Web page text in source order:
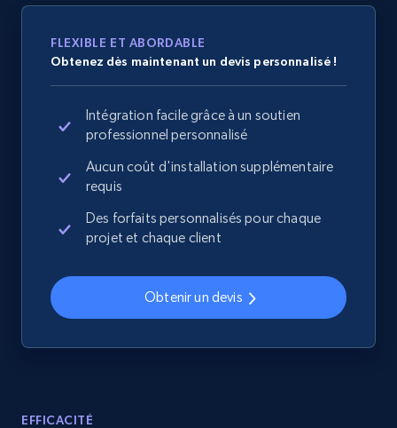
specified UPC
Sku, Product id, Product name, Manufacturer,
and more.
2.1K+ 353+
Home Depot US - Discovery products by
specific category URL
and more.
FLEXIBLE ET ABORDABLE
Obtenez dès maintenant un devis personnalisé !
Intégration facile grâce à un soutien
professionnel personnalisé
Aucun coût d'installation supplémentaire
requis
Des forfaits personnalisés pour chaque
projet et chaque client
Obtenir un devis
EFFICACITÉ